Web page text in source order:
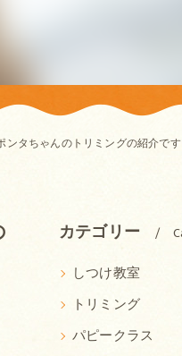
タちゃんのトリミングの紹介です
カテゴリー
しつけ教室
トリミング
パピークラス